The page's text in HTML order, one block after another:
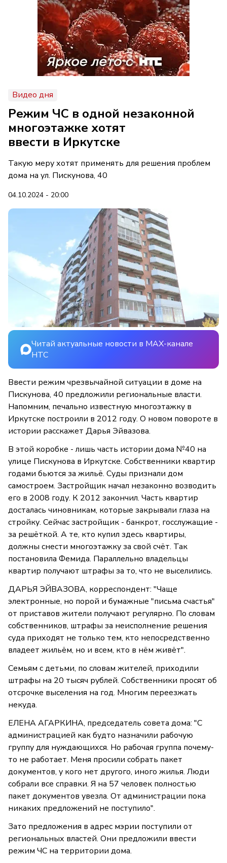
Видео дня
Режим ЧС в одной незаконной
многоэтажке хотят
ввести в Иркутске
Такую меру хотят применять для решения проблем
дома на ул. Пискунова, 40
04.10.2024 - 20:00
Читай актуальные новости в MAX-канале
НТС
Ввести режим чрезвычайной ситуации в доме на
Пискунова, 40 предложили региональные власти.
Напомним, печально известную многоэтажку в
Иркутске построили в 2012 году. О новом повороте в
истории расскажет Дарья Эйвазова.
В этой коробке - лишь часть истории дома №40 на
улице Пискунова в Иркутске. Собственники квартир
годами бьются за жильё. Суды признали дом
самостроем. Застройщик начал незаконно возводить
его в 2008 году. К 2012 закончил. Часть квартир
досталась чиновникам, которые закрывали глаза на
стройку. Сейчас застройщик - банкрот, госслужащие -
за решёткой. А те, кто купил здесь квартиры,
должны снести многоэтажку за свой счёт. Так
постановила Фемида. Параллельно владельцы
квартир получают штрафы за то, что не выселились.
ДАРЬЯ ЭЙВАЗОВА, корреспондент: "Чаще
электронные, но порой и бумажные "письма счастья"
от приставов жители получают регулярно. По словам
собственников, штрафы за неисполнение решения
суда приходят не только тем, кто непосредственно
владеет жильём, но и всем, кто в нём живёт".
Семьям с детьми, по словам жителей, приходили
штрафы на 20 тысяч рублей. Собственники просят об
отсрочке выселения на год. Многим переезжать
некуда.
ЕЛЕНА АГАРКИНА, председатель совета дома: "С
администрацией как будто назначили рабочую
группу для нуждающихся. Но рабочая группа почему-
то не работает. Меня просили собрать пакет
документов, у кого нет другого, иного жилья. Люди
собрали все справки. Я на 57 человек полностью
пакет документов увезла. От администрации пока
никаких предложений не поступило".
Зато предложения в адрес мэрии поступили от
региональных властей. Они предложили ввести
режим ЧС на территории дома.